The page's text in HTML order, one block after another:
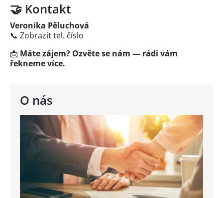
O nás
🤝 Kontakt
Veronika Pěluchová
📞 Zobrazit tel. číslo
📩 Máte zájem? Ozvěte se nám — rádi vám
řekneme více.